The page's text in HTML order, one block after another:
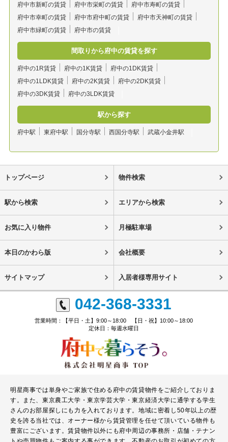
府中市新町の賃貸 府中市栄町の賃貸
府中市寿町の賃貸
府中市幸町の賃貸
府中市府中町の賃貸
府中市天神町の賃貸
府中市緑町の賃貸
府中市の賃貸
間取りから府中の賃貸を探す
府中の1R賃貸 府中の1K賃貸
府中の1DK賃貸
府中の1LDK賃貸
府中の2K賃貸
府中の2DK賃貸
府中の3DK賃貸
府中の3LDK賃貸
駅から探す
府中駅 東府中駅 国分寺駅 西国分寺駅 武蔵小金井駅
トップページ 物件検索
駅から検索 エリアから検索
お気に入り物件 月極駐車場
本日のかわら版 会社概要
サイトマップ 入居者様専用サイト
042-368-3331
営業時間：【平日・土】9:00～18:00 【日・祝】10:00～18:00
定休日：毎週水曜日
明星商事では単身やご家族で住める府中の賃貸物件をご紹介しておりま
す。また、東京農工大学・東京学芸大学・東京経済大学に通学する学生
さんのお部屋探しにも力を入れております。地域に密着し50年以上の歴
史を誇る当社では、オーナー様から賃貸管理を任せて頂いている物件も
豊富にございます。賃貸物件以外にも府中周辺の事務所・店舗・テナン